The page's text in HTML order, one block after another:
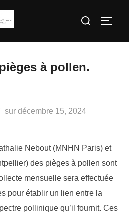
Rechercher :
à pollen.
sur Publié
décembre 15, 2024
Nebout (MNHN Paris) et
des pièges à pollen sont
mensuelle sera effectuée
pour établir un lien entre la
pollinique qu’il fournit. Ces